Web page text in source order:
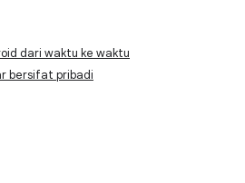
dari waktu ke waktu
bersifat pribadi